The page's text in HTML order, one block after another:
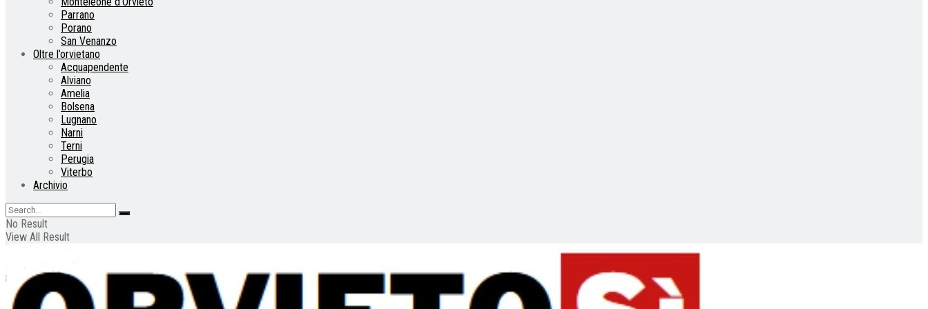
Parrano
Porano
San Venanzo
Oltre l’orvietano
Acquapendente
Alviano
Amelia
Bolsena
Lugnano
Narni
Terni
Perugia
Viterbo
Archivio
No Result
View All Result